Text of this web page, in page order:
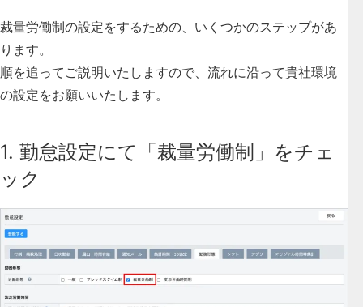
裁量労働制の設定をするための、いくつかのステップがあ
ります。
順を追ってご説明いたしますので、流れに沿って貴社環境
の設定をお願いいたします。
1. 勤怠設定にて「裁量労働制」をチェ
ック